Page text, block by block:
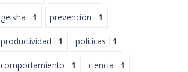
geisha 1 prevención 1
productividad 1 políticas 1
comportamiento 1 ciencia 1